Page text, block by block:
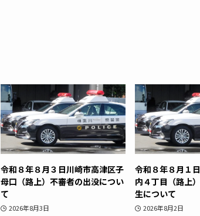
令和８年８月３日川崎市高津区子
母口（路上）不審者の出没につい
て
2026年8月3日
令和８年８月１
内４丁目（路上
生について
2026年8月2日